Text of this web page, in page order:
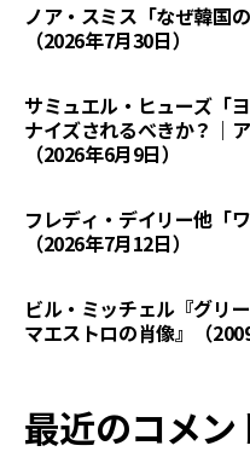
ノア・スミス「なぜ韓国
（2026年7月30日）
サミュエル・ヒューズ「
ナイズされるべきか？｜
（2026年6月9日）
フレディ・デイリー他「
（2026年7月12日）
ビル・ミッチェル『グリ
マエストロの肖像』（
最近のコメン